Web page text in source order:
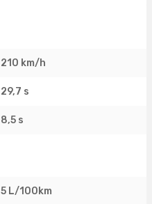
210 km/h
29,7 s
8,5 s
5 L/100km